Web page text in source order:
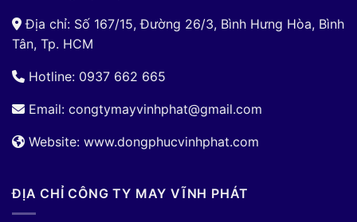
Địa chỉ: Số 167/15, Đường 26/3, Bình Hưng Hòa, Bình
Tân, Tp. HCM
Hotline: 0937 662 665
Email: congtymayvinhphat@gmail.com
Website: www.dongphucvinhphat.com
ĐỊA CHỈ CÔNG TY MAY VĨNH PHÁT